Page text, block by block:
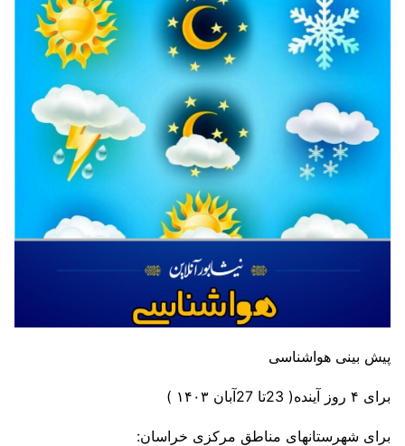
پیش بینی هواشناسی
برای ۴ روز آینده( 23تا 27آبان ۱۴۰۳ )
برای شهرستانهای مناطق مرکزی خراسان: